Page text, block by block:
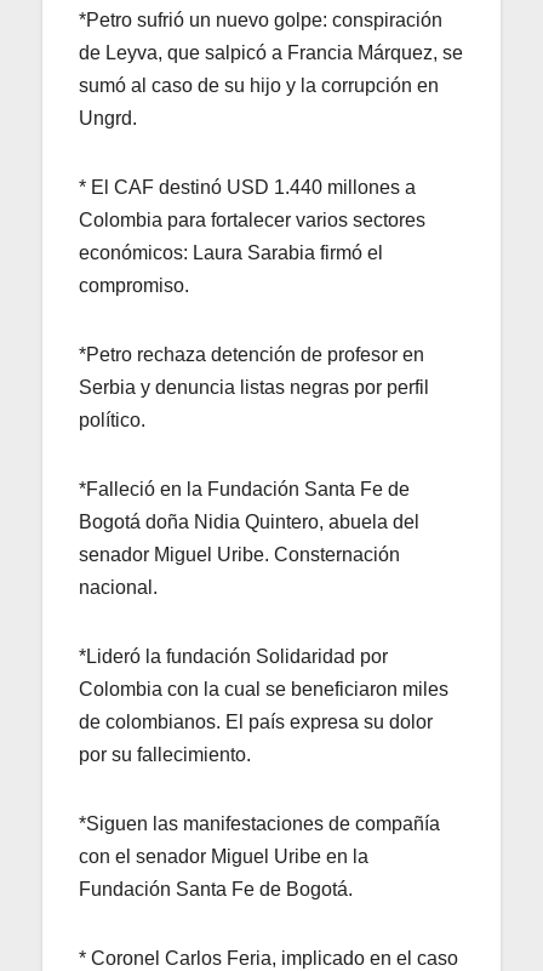
*Petro sufrió un nuevo golpe: conspiración
de Leyva, que salpicó a Francia Márquez, se
sumó al caso de su hijo y la corrupción en
Ungrd.
* El CAF destinó USD 1.440 millones a
Colombia para fortalecer varios sectores
económicos: Laura Sarabia firmó el
compromiso.
*Petro rechaza detención de profesor en
Serbia y denuncia listas negras por perfil
político.
*Falleció en la Fundación Santa Fe de
Bogotá doña Nidia Quintero, abuela del
senador Miguel Uribe. Consternación
nacional.
*Lideró la fundación Solidaridad por
Colombia con la cual se beneficiaron miles
de colombianos. El país expresa su dolor
por su fallecimiento.
*Siguen las manifestaciones de compañía
con el senador Miguel Uribe en la
Fundación Santa Fe de Bogotá.
* Coronel Carlos Feria, implicado en el caso